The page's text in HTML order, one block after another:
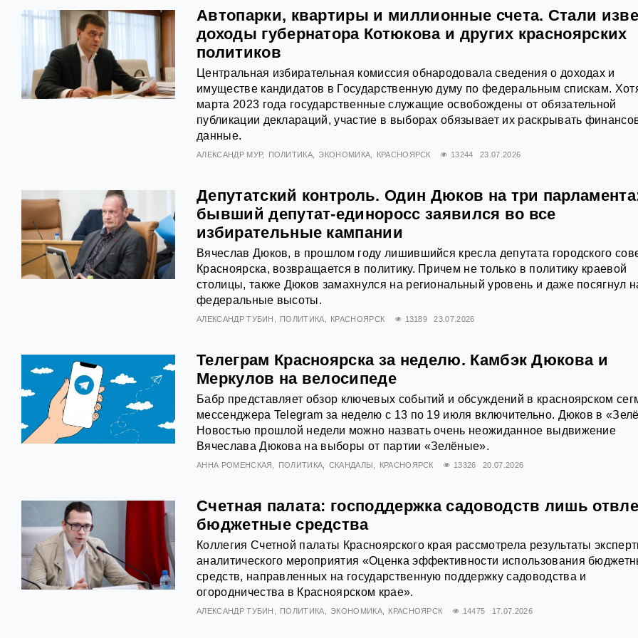
Автопарки, квартиры и миллионные счета. Стали
доходы губернатора Котюкова и других красноярских
политиков
Центральная избирательная комиссия обнародовала сведения о доходах и
имуществе кандидатов в Государственную думу по федеральным спискам.
марта 2023 года государственные служащие освобождены от обязательной
публикации деклараций, участие в выборах обязывает их раскрывать
данные.
АЛЕКСАНДР МУР ПОЛИТИКА ЭКОНОМИКА КРАСНОЯРСК 13244 23.07.2026
Депутатский контроль. Один Дюков на три
бывший депутат-единоросс заявился во все
избирательные кампании
Вячеслав Дюков, в прошлом году лишившийся кресла депутата городского
Красноярска, возвращается в политику. Причем не только в политику краевой
столицы, также Дюков замахнулся на региональный уровень и даже посягнул
федеральные высоты.
АЛЕКСАНДР ТУБИН ПОЛИТИКА КРАСНОЯРСК 13189 23.07.2026
Телеграм Красноярска за неделю. Камбэк Дюкова и
Меркулов на велосипеде
Бабр представляет обзор ключевых событий и обсуждений в красноярском
мессенджера Telegram за неделю с 13 по 19 июля включительно. Дюков в
Новостью прошлой недели можно назвать очень неожиданное выдвижение
Вячеслава Дюкова на выборы от партии «Зелёные».
АННА РОМЕНСКАЯ ПОЛИТИКА СКАНДАЛЫ КРАСНОЯРСК 13326 20.07.2026
Счетная палата: господдержка садоводств лишь
бюджетные средства
Коллегия Счетной палаты Красноярского края рассмотрела результаты
аналитического мероприятия «Оценка эффективности использования
средств, направленных на государственную поддержку садоводства и
огородничества в Красноярском крае».
АЛЕКСАНДР ТУБИН ПОЛИТИКА ЭКОНОМИКА КРАСНОЯРСК 14475 17.07.2026